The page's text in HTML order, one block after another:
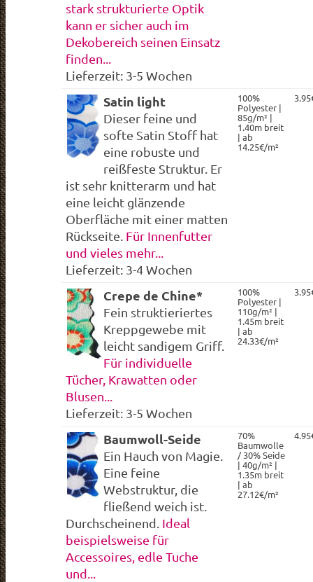
stark strukturierte Optik
kann er sicher auch im
Dekobereich seinen Einsatz
finden...
Lieferzeit: 3-5 Wochen
Satin light
Dieser feine und
softe Satin Stoff hat
eine robuste und
reißfeste Struktur. Er
ist sehr knitterarm und hat
eine leicht glänzende
Oberfläche mit einer matten
Rückseite. Für Innenfutter
und vieles mehr...
Lieferzeit: 3-4 Wochen
100%
Polyester |
85g/m² |
1.40m breit
| ab
14.25€/m²
Crepe de Chine*
Fein struktieriertes
Kreppgewebe mit
leicht sandigem Griff.
Für individuelle
Tücher, Krawatten oder
Blusen...
Lieferzeit: 3-5 Wochen
100%
Polyester |
110g/m² |
1.45m breit
| ab
24.33€/m²
Baumwoll-Seide
Ein Hauch von Magie.
Eine feine
Webstruktur, die
fließend weich ist.
Durchscheinend. Ideal
beispielsweise für
Accessoires, edle Tuche
und...
70%
Baumwolle
/ 30% Seide
| 40g/m² |
1.35m breit
| ab
27.12€/m²